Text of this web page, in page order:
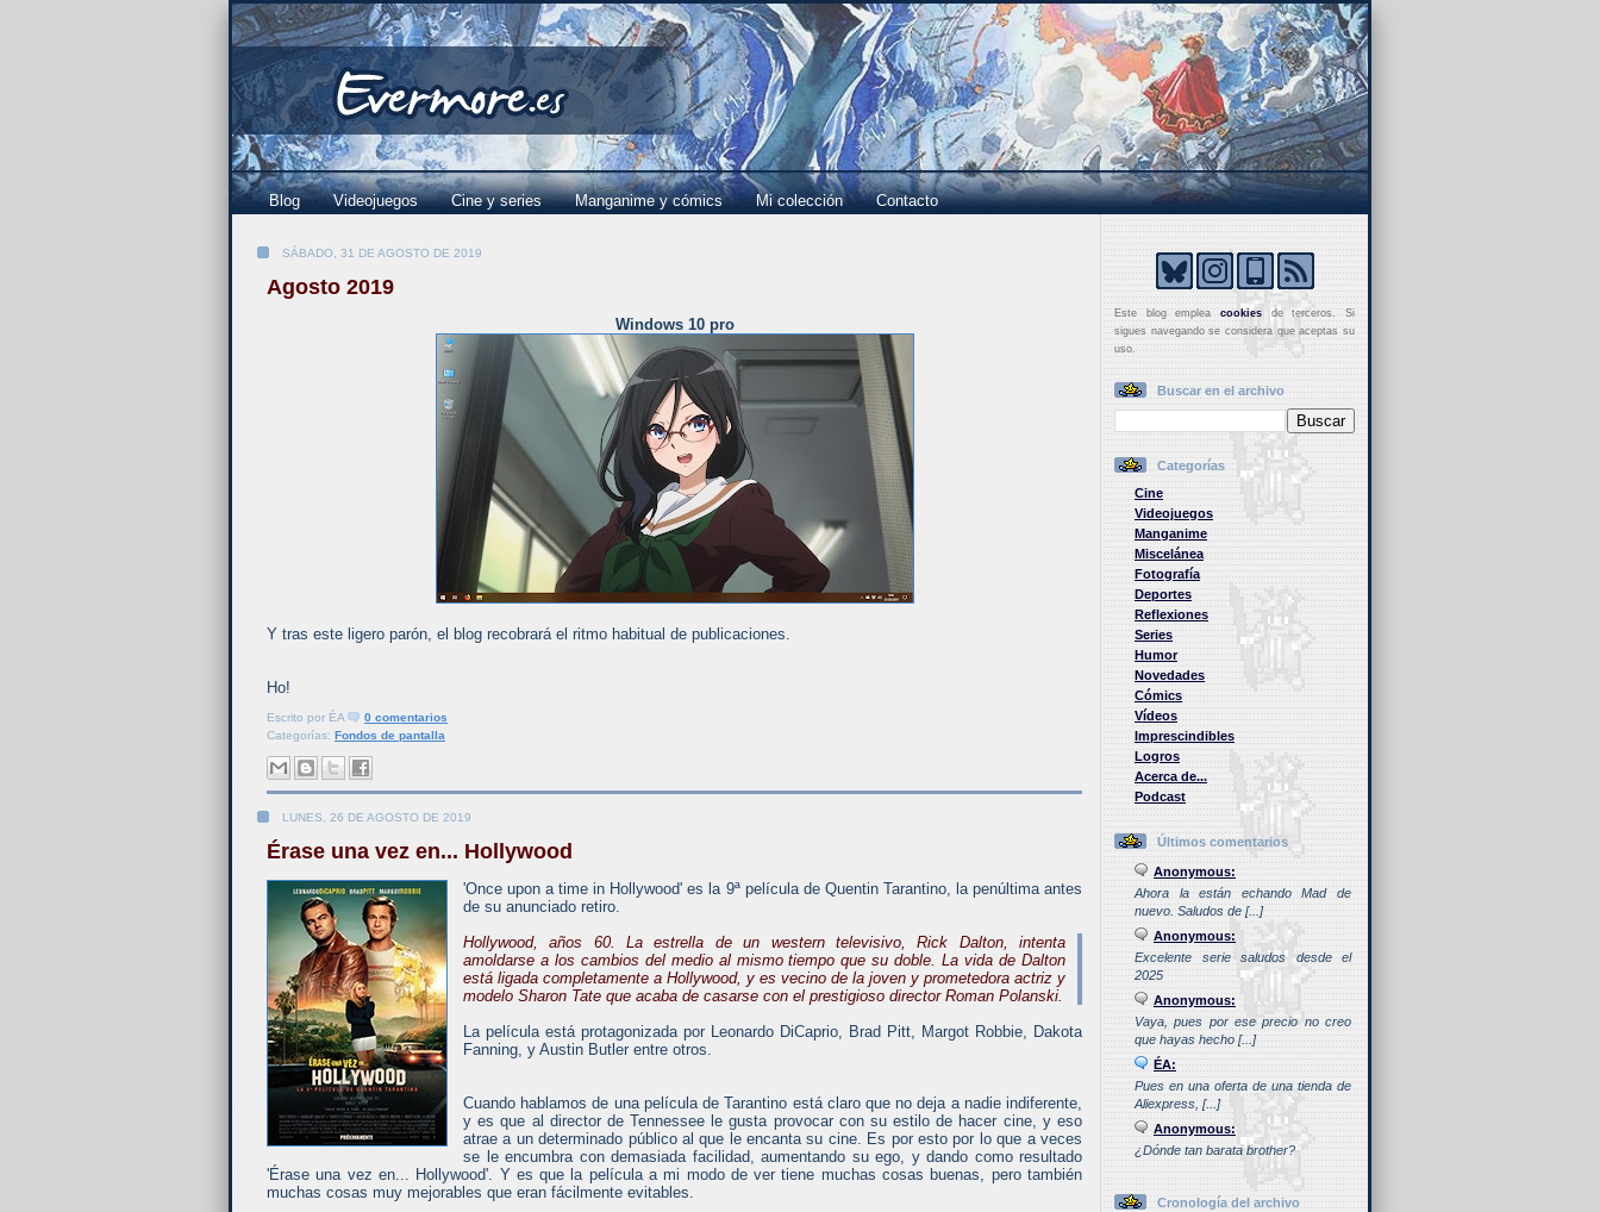
Blog Videojuegos Cine y series Manganime y cómics Mi colección Contacto
SÁBADO, 31 DE AGOSTO DE 2019
Agosto 2019
Windows 10 pro
Y tras este ligero parón, el blog recobrará el ritmo habitual de publicaciones.
Ho!
Escrito por ÉA
0 comentarios
Categorías: Fondos de pantalla
LUNES, 26 DE AGOSTO DE 2019
Érase una vez en... Hollywood
'Once upon a time in Hollywood' es la 9ª película de Quentin Tarantino, la penúltima antes
de su anunciado retiro.
Hollywood, años 60. La estrella de un western televisivo, Rick Dalton, intenta
amoldarse a los cambios del medio al mismo tiempo que su doble. La vida de Dalton
está ligada completamente a Hollywood, y es vecino de la joven y prometedora actriz y
modelo Sharon Tate que acaba de casarse con el prestigioso director Roman Polanski.
La película está protagonizada por Leonardo DiCaprio, Brad Pitt, Margot Robbie, Dakota
Fanning, y Austin Butler entre otros.
Cuando hablamos de una película de Tarantino está claro que no deja a nadie indiferente,
y es que al director de Tennessee le gusta provocar con su estilo de hacer cine, y eso
atrae a un determinado público al que le encanta su cine. Es por esto por lo que a veces
se le encumbra con demasiada facilidad, aumentando su ego, y dando como resultado
'Érase una vez en... Hollywood'. Y es que la película a mi modo de ver tiene muchas cosas buenas, pero también
muchas cosas muy mejorables que eran fácilmente evitables.
Este blog empleacookies de terceros. Si
sigues navegando se considera que aceptas su
uso.
Buscar en el archivo
Categorías
Cine
Videojuegos
Manganime
Miscelánea
Fotografía
Deportes
Reflexiones
Series
Humor
Novedades
Cómics
Vídeos
Imprescindibles
Logros
Acerca de...
Podcast
Últimos comentarios
Anonymous:
Ahora la están echando Mad de
nuevo. Saludos de [...]
Anonymous:
Excelente serie saludos desde el
2025
Anonymous:
Vaya, pues por ese precio no creo
que hayas hecho [...]
ÉA:
Pues en una oferta de una tienda de
Aliexpress, [...]
Anonymous:
¿Dónde tan barata brother?
Cronología del archivo